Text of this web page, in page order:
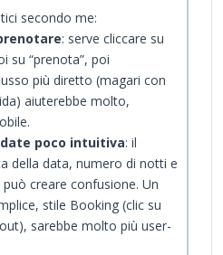
secondo me:
: serve cliccare su
su “prenota”, poi
più diretto (magari con
aiuterebbe molto,
poco intuitiva: il
della data, numero di notti e
creare confusione. Un
stile Booking (clic su
sarebbe molto più user-